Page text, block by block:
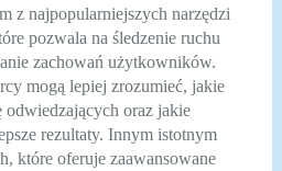
z najpopularniejszych narzędzi
pozwala na śledzenie ruchu
zachowań użytkowników.
mogą lepiej zrozumieć, jakie
odwiedzających oraz jakie
rezultaty. Innym istotnym
które oferuje zaawansowane